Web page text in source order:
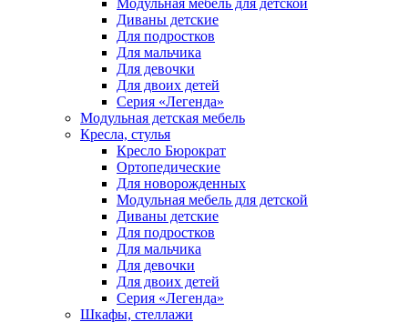
Модульная мебель для детской
Диваны детские
Для подростков
Для мальчика
Для девочки
Для двоих детей
Серия «Легенда»
Модульная детская мебель
Кресла, стулья
Кресло Бюрократ
Ортопедические
Для новорожденных
Модульная мебель для детской
Диваны детские
Для подростков
Для мальчика
Для девочки
Для двоих детей
Серия «Легенда»
Шкафы, стеллажи